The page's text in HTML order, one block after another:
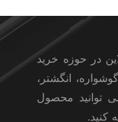
در حوزه خرید
انگشتر،
توانید محصول
کنید.